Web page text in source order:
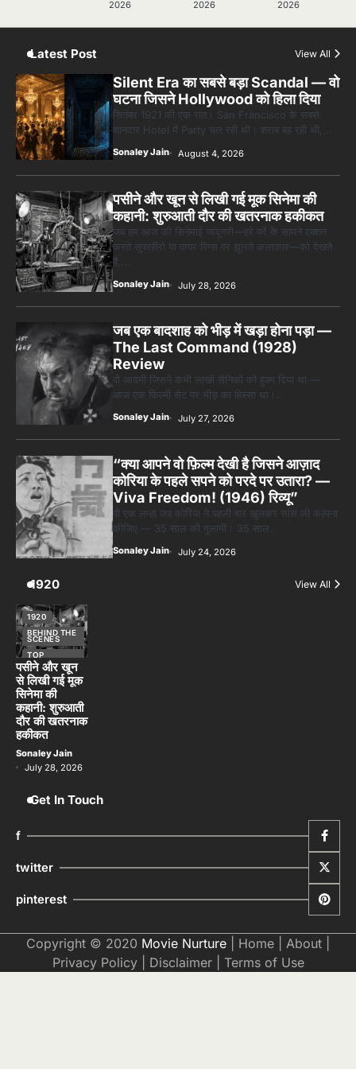
देखनी चाहिए — पर देखेंगे ज़रूर
2026
2026
2026
Latest Post View All
Silent Era का सबसे बड़ा Scandal — वो
घटना जिसने Hollywood को हिला दिया
सितंबर 1921 की एक रात। San Francisco के सबसे
शानदार Hotel में Party चल रही थी। शराब बह रही थी,…
Sonaley Jain August 4, 2026
पसीने और खून से लिखी गई मूक सिनेमा की
कहानी: शुरुआती दौर की खतरनाक हकीकत
जब हम आज की सिनेमाई जादूगरी—हरे पर्दे के सामने एक्शन
करते सुपरहीरो या वायर रिग्स पर झूलते कलाकार—को देखते
हैं,…
Sonaley Jain July 28, 2026
जब एक बादशाह को भीड़ में खड़ा होना पड़ा —
The Last Command (1928)
Review
वो आदमी जिसने कभी लाखों सैनिकों को हुक्म दिया था —
आज एक फ़िल्मी सेट पर भीड़ का हिस्सा था।…
Sonaley Jain July 27, 2026
“क्या आपने वो फ़िल्म देखी है जिसने आज़ाद
कोरिया के पहले सपने को परदे पर उतारा? —
Viva Freedom! (1946) रिव्यू”
वो एक लम्हा जब कोरिया ने पहली बार खुलकर सांस ली कल्पना
कीजिए — 35 साल की गुलामी। 35 साल…
Sonaley Jain July 24, 2026
1920 View All
1920
BEHIND THE
SCENES
TOP
STORIES
पसीने और खून
से लिखी गई मूक
सिनेमा की
कहानी: शुरुआती
दौर की खतरनाक
हकीकत
Sonaley Jain
July 28, 2026
Get In Touch
f
twitter
pinterest
Copyright © 2020 Movie Nurture Home About
Privacy Policy| Disclaimer| Terms of Use